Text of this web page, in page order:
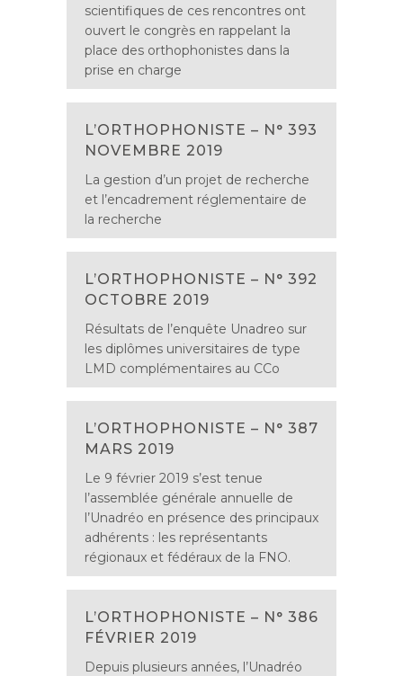
scientifiques de ces rencontres ont
ouvert le congrès en rappelant la
place des orthophonistes dans la
prise en charge
L’ORTHOPHONISTE – N° 393
NOVEMBRE 2019
La gestion d’un projet de recherche
et l’encadrement réglementaire de
la recherche
L’ORTHOPHONISTE – N° 392
OCTOBRE 2019
Résultats de l’enquête Unadreo sur
les diplômes universitaires de type
LMD complémentaires au CCo
L’ORTHOPHONISTE – N° 387
MARS 2019
Le 9 février 2019 s’est tenue
l’assemblée générale annuelle de
l’Unadréo en présence des principaux
adhérents : les représentants
régionaux et fédéraux de la FNO.
L’ORTHOPHONISTE – N° 386
FÉVRIER 2019
Depuis plusieurs années, l’Unadréo